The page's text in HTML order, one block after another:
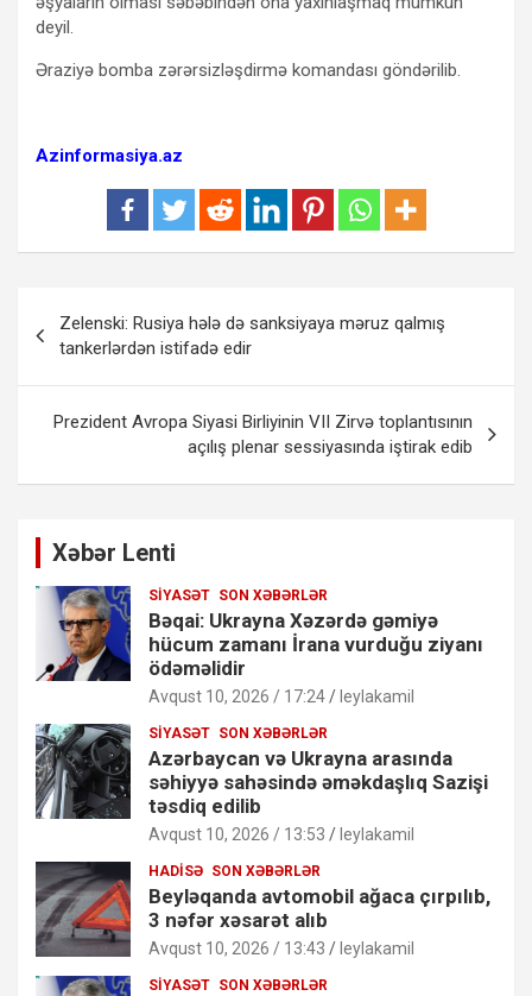
deyil.
Əraziyə bomba zərərsizləşdirmə komandası göndərilib.
Azinformasiya.az
naviqasiyası
Zelenski: Rusiya hələ də sanksiyaya məruz qalmış
tankerlərdən istifadə edir
Prezident Avropa Siyasi Birliyinin VII Zirvə toplantısının
açılış plenar sessiyasında iştirak edib
Xəbər Lenti
SIYASƏT SON XƏBƏRLƏR
Bəqai: Ukrayna Xəzərdə gəmiyə
hücum zamanı İrana vurduğu ziyanı
ödəməlidir
Avqust 10, 2026 / 17:24 leylakamil
SIYASƏT SON XƏBƏRLƏR
Azərbaycan və Ukrayna arasında
səhiyyə sahəsində əməkdaşlıq Sazişi
təsdiq edilib
Avqust 10, 2026 / 13:53 leylakamil
HADISƏ SON XƏBƏRLƏR
Beyləqanda avtomobil ağaca çırpılıb,
3 nəfər xəsarət alıb
Avqust 10, 2026 / 13:43 leylakamil
SIYASƏT SON XƏBƏRLƏR